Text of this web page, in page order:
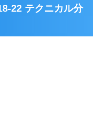
22 テクニカル分